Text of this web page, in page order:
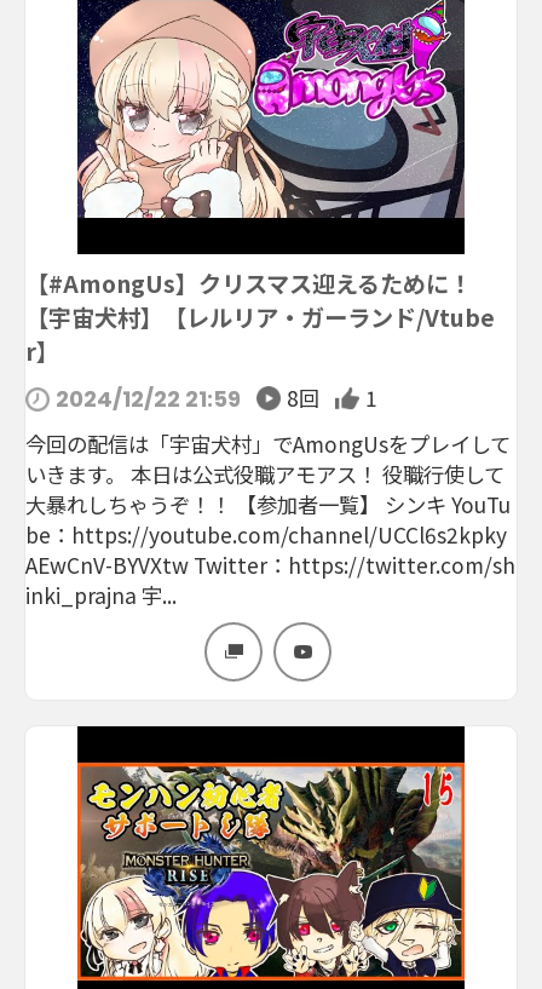
【#AmongUs】クリスマス迎えるために！
【宇宙犬村】【レルリア・ガーランド/Vtube
r】
2024/12/22 21:59 8回
1
今回の配信は「宇宙犬村」でAmongUsをプレイして
いきます。 本日は公式役職アモアス！ 役職行使して
大暴れしちゃうぞ！！ 【参加者一覧】 シンキ YouTu
be：https://youtube.com/channel/UCCl6s2kpky
AEwCnV-BYVXtw Twitter：https://twitter.com/sh
inki_prajna 宇...